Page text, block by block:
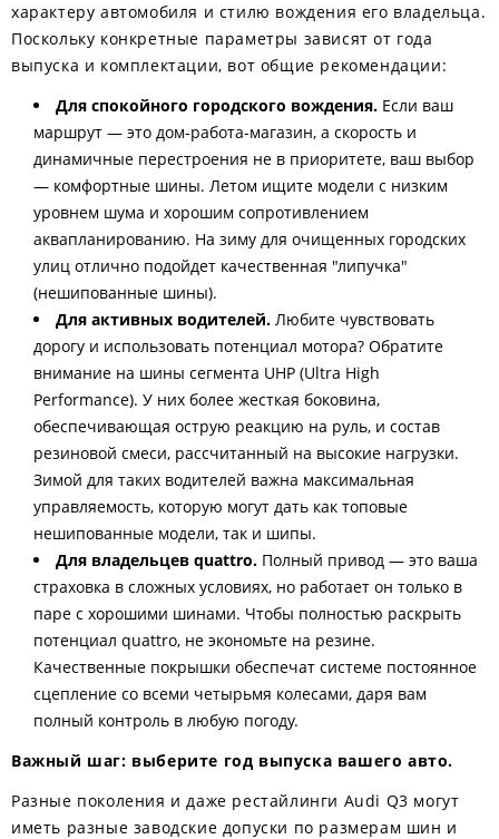
характеру автомобиля и стилю вождения его владельца.
Поскольку конкретные параметры зависят от года
выпуска и комплектации, вот общие рекомендации:
Для спокойного городского вождения. Если ваш
маршрут — это дом-работа-магазин, а скорость и
динамичные перестроения не в приоритете, ваш выбор
— комфортные шины. Летом ищите модели с низким
уровнем шума и хорошим сопротивлением
аквапланированию. На зиму для очищенных городских
улиц отлично подойдет качественная "липучка"
(нешипованные шины).
Для активных водителей. Любите чувствовать
дорогу и использовать потенциал мотора? Обратите
внимание на шины сегмента UHP (Ultra High
Performance). У них более жесткая боковина,
обеспечивающая острую реакцию на руль, и состав
резиновой смеси, рассчитанный на высокие нагрузки.
Зимой для таких водителей важна максимальная
управляемость, которую могут дать как топовые
нешипованные модели, так и шипы.
Для владельцев quattro. Полный привод — это ваша
страховка в сложных условиях, но работает он только в
паре с хорошими шинами. Чтобы полностью раскрыть
потенциал quattro, не экономьте на резине.
Качественные покрышки обеспечат системе постоянное
сцепление со всеми четырьмя колесами, даря вам
полный контроль в любую погоду.
Важный шаг: выберите год выпуска вашего авто.
Разные поколения и даже рестайлинги Audi Q3 могут
иметь разные заводские допуски по размерам шин и